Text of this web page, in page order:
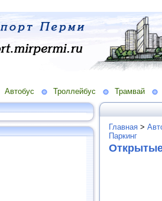
Автобус Троллейбус Трамвай
Главная >
Паркинг